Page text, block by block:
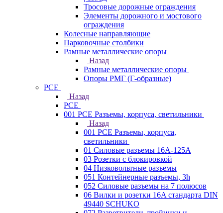
Тросовые дорожные ограждения
Элементы дорожного и мостового
ограждения
Колесные направляющие
Парковочные столбики
Рамные металлические опоры
Назад
Рамные металлические опоры
Опоры РМГ (Г-образные)
PCE
Назад
PCE
001 PCE Разъемы, корпуса, светильники
Назад
001 PCE Разъемы, корпуса,
светильники
01 Силовые разъемы 16А-125А
03 Розетки с блокировкой
04 Низковольтные разъемы
051 Контейнерные разъемы, 3h
052 Силовые разъемы на 7 полюсов
06 Вилки и розетки 16A стандарта DIN
49440 SCHUKO